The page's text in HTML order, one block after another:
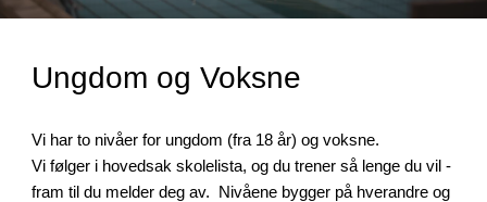
Ungdom og Voksne
Vi harto nivåer for ungdom (fra 18 år) og voksne.
Vi følger i hovedsak skolelista, og du trener så lenge du vil -
fram til du melder deg av. Nivåene bygger på hverandre og